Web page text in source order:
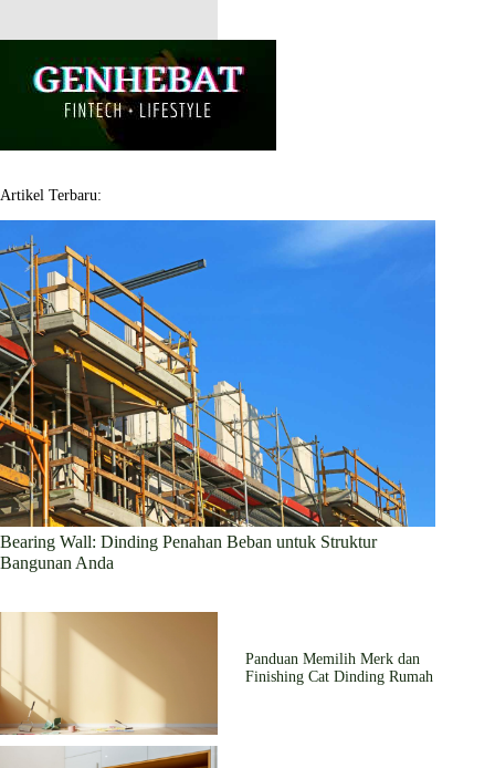
Artikel Terbaru:
Bearing Wall: Dinding Penahan Beban untuk Struktur
Bangunan Anda
Panduan Memilih Merk dan
Finishing Cat Dinding Rumah